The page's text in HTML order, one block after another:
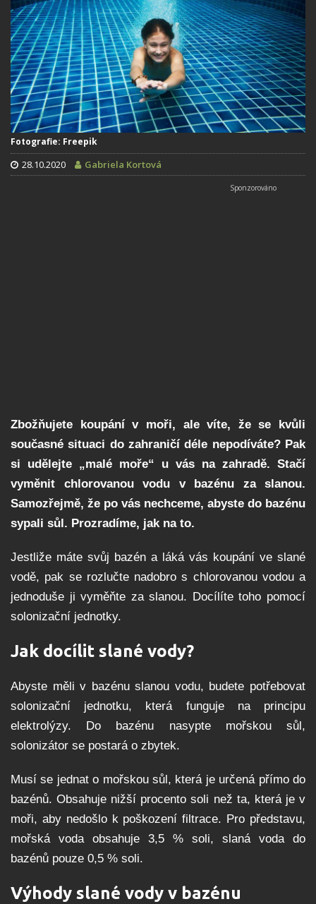
Fotografie: Freepik
28.10.2020 Gabriela Kortová
Zbožňujete koupání v moři, ale víte, že se kvůli
současné situaci do zahraničí déle nepodíváte? Pak
si udělejte „malé moře“ u vás na zahradě. Stačí
vyměnit chlorovanou vodu v bazénu za slanou.
Samozřejmě, že po vás nechceme, abyste do bazénu
sypali sůl. Prozradíme, jak na to.
Jestliže máte svůj bazén a láká vás koupání ve slané
vodě, pak se rozlučte nadobro s chlorovanou vodou a
jednoduše ji vyměňte za slanou. Docílíte toho pomocí
solonizační jednotky.
Jak docílit slané vody?
Abyste měli v bazénu slanou vodu, budete potřebovat
solonizační jednotku, která funguje na principu
elektrolýzy. Do bazénu nasypte mořskou sůl,
solonizátor se postará o zbytek.
Musí se jednat o mořskou sůl, která je určená přímo do
bazénů. Obsahuje nižší procento soli než ta, která je v
moři, aby nedošlo k poškození filtrace. Pro představu,
mořská voda obsahuje 3,5 % soli, slaná voda do
bazénů pouze 0,5 % soli.
Výhody slané vody v bazénu